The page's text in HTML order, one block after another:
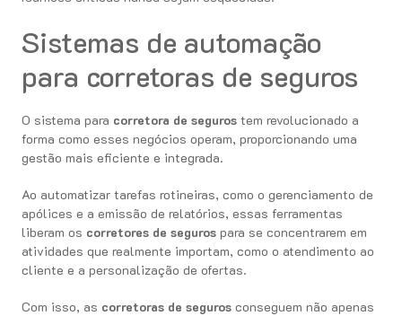
Sistemas de automação
para corretoras de seguros
O sistema para corretora de seguros tem revolucionado a
forma como esses negócios operam, proporcionando uma
gestão mais eficiente e integrada.
Ao automatizar tarefas rotineiras, como o gerenciamento de
apólices e a emissão de relatórios, essas ferramentas
liberam os corretores de seguros para se concentrarem em
atividades que realmente importam, como o atendimento ao
cliente e a personalização de ofertas.
Com isso, as corretoras de seguros conseguem não apenas